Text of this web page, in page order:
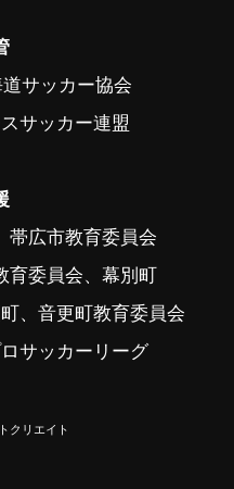
サッカー協会
サッカー連盟
帯広市教育委員会
委員会、幕別町
、音更町教育委員会
サッカーリーグ
クリエイト